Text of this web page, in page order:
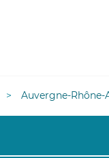
Auvergne-Rhône-